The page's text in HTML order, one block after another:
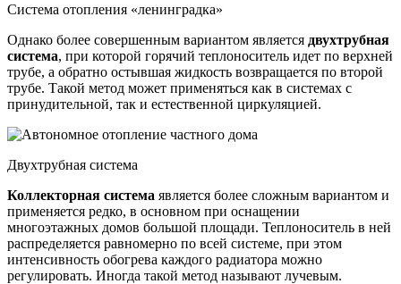
Система отопления «ленинградка»
Однако более совершенным вариантом является двухтрубная
система, при которой горячий теплоноситель идет по верхней
трубе, а обратно остывшая жидкость возвращается по второй
трубе. Такой метод может применяться как в системах с
принудительной, так и естественной циркуляцией.
Двухтрубная система
Коллекторная система является более сложным вариантом и
применяется редко, в основном при оснащении
многоэтажных домов большой площади. Теплоноситель в ней
распределяется равномерно по всей системе, при этом
интенсивность обогрева каждого радиатора можно
регулировать. Иногда такой метод называют лучевым.